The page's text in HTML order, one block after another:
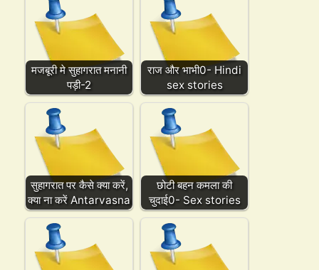
मजबूरी मे सुहागरात मनानी
पड़ी-2
राज और भाभी0- Hindi
sex stories
सुहागरात पर कैसे क्या करें,
क्या ना करें Antarvasna
छोटी बहन कमला की
चुदाई0- Sex stories